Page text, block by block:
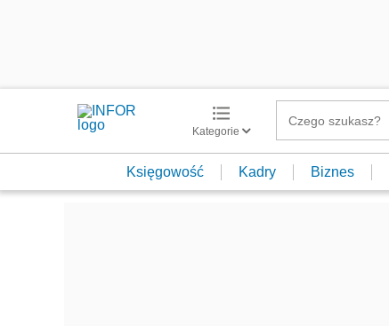
Kategorie
Księgowość Kadry Biznes